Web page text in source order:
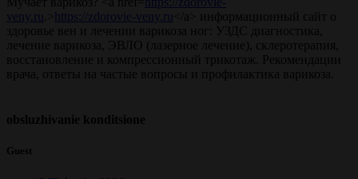
veny.ru
https://zdorovie-veny.ru
</a> информационный сайт о
здоровье вен и лечении варикоза ног: УЗДС диагностика,
лечение варикоза, ЭВЛО (лазерное лечение), склеротерапия,
восстановление и компрессионный трикотаж. Рекомендации
врача, ответы на частые вопросы и профилактика варикоза.
obsluzhivanie konditsione
Guest